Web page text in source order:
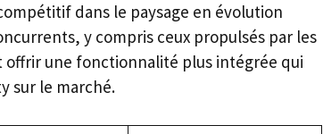
dans le paysage en évolution
y compris ceux propulsés par les
offrir une fonctionnalité plus intégrée qui
sur le marché.